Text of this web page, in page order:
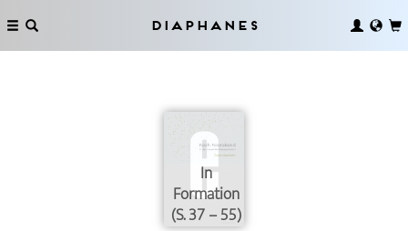
Diaphanes
In
Formation
(S. 37 – 55)